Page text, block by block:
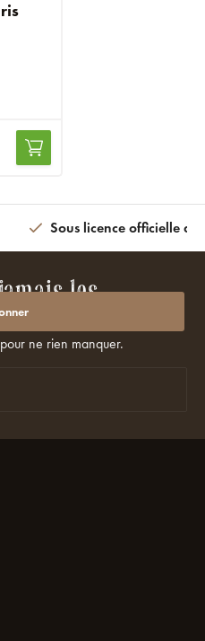
Sous licence officielle
les
réductions ?
ne rien manquer.